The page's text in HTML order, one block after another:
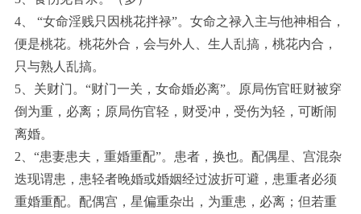
4、 “女命淫贱只因桃花拌禄”。女命之禄入主与他神相合，
便是桃花。桃花外合，会与外人、生人乱搞，桃花内合，
只与熟人乱搞。
5、关财门。“财门一关，女命婚必离”。原局伤官旺财被穿
倒为重，必离；原局伤官轻，财受冲，受伤为轻，可断闹
离婚。
2、“患妻患夫，重婚重配”。患者，换也。配偶星、宫混杂
迭现谓患，患轻者晚婚或婚姻经过波折可避，患重者必须
重婚重配。配偶宫，星偏重杂出，为重患，必离；但若重